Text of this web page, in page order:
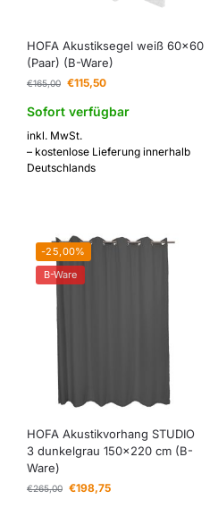
HOFA Akustiksegel weiß 60×60
(Paar) (B-Ware)
€165,00 €115,50
Sofort verfügbar
inkl. MwSt.
– kostenlose Lieferung innerhalb
Deutschlands
-25,00%
B-Ware
HOFA Akustikvorhang STUDIO
3 dunkelgrau 150×220 cm (B-
Ware)
€265,00 €198,75